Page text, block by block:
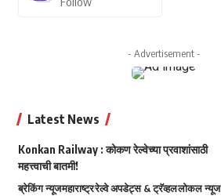
- Advertisement -
Latest News
Konkan Railway : कोकण रेल्वेच्या प्रवाशांसाठी
महत्त्वाची बातमी!
ब्रेकिंग न्यूजमहाराष्ट्ररेल्वे अपडेट्स & ट्रॅव्हललोकल न्यूज